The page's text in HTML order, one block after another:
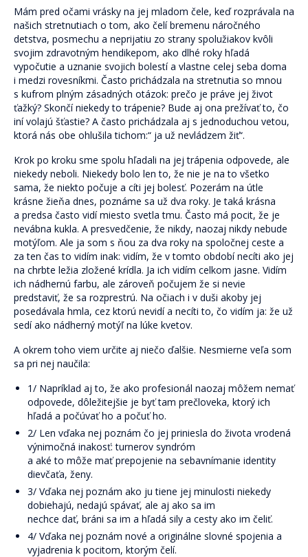
Novinky
2% z daní pre ViaSua
Články
Odborníkom
Blog Skrotiť Draka
Kontakt
Mám pred očami vrásky na jej mladom čele, keď rozprávala na
našich stretnutiach o tom, ako čelí bremenu náročného
detstva, posmechu a neprijatiu zo strany spolužiakov kvôli
svojim zdravotným hendikepom, ako dlhé roky hľadá
vypočutie a uznanie svojich bolestí a vlastne celej seba doma
i medzi rovesníkmi. Často prichádzala na stretnutia so mnou
s kufrom plným zásadných otázok: prečo je práve jej život
ťažký? Skončí niekedy to trápenie? Bude aj ona prežívať to, čo
iní volajú šťastie? A často prichádzala aj s jednoduchou vetou,
ktorá nás obe ohlušila tichom:“ ja už nevládzem žiť“.
Krok po kroku sme spolu hľadali na jej trápenia odpovede, ale
niekedy neboli. Niekedy bolo len to, že nie je na to všetko
sama, že niekto počuje a cíti jej bolesť. Pozerám na útle
krásne žieňa dnes, poznáme sa už dva roky. Je taká krásna
a predsa často vidí miesto svetla tmu. Často má pocit, že je
nevábna kukla. A presvedčenie, že nikdy, naozaj nikdy nebude
motýľom. Ale ja som s ňou za dva roky na spoločnej ceste a
za ten čas to vidím inak: vidím, že v tomto období necíti ako jej
na chrbte ležia zložené krídla. Ja ich vidím celkom jasne. Vidím
ich nádhernú farbu, ale zároveň počujem že si nevie
predstaviť, že sa rozprestrú. Na očiach i v duši akoby jej
posedávala hmla, cez ktorú nevidí a necíti to, čo vidím ja: že už
sedí ako nádherný motýľ na lúke kvetov.
A okrem toho viem určite aj niečo ďalšie. Nesmierne veľa som
sa pri nej naučila:
1/ Napríklad aj to, že ako profesionál naozaj môžem nemať
odpovede, dôležitejšie je byť tam prečloveka, ktorý ich
hľadá a počúvať ho a počuť ho.
2/ Len vďaka nej poznám čo jej priniesla do života vrodená
výnimočná inakosť: turnerov syndróm
a aké to môže mať prepojenie na sebavnímanie identity
dievčaťa, ženy.
3/ Vďaka nej poznám ako ju tiene jej minulosti niekedy
dobiehajú, nedajú spávať, ale aj ako sa im
nechce dať, bráni sa im a hľadá sily a cesty ako im čeliť.
4/ Vďaka nej poznám nové a originálne slovné spojenia a
vyjadrenia k pocitom, ktorým čelí.